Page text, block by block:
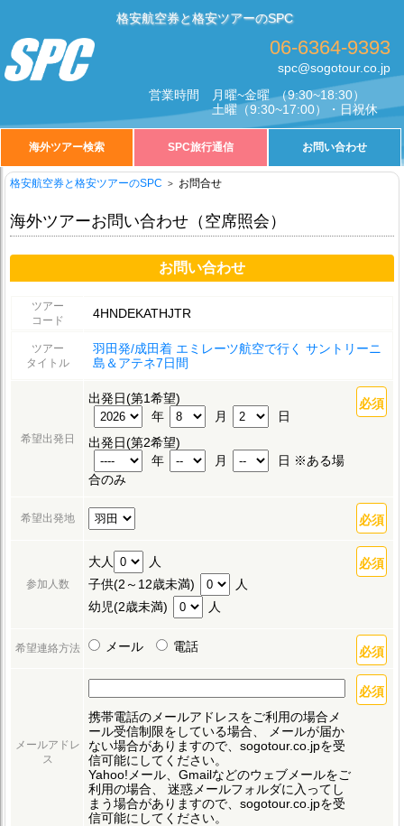
格安航空券と格安ツアーのSPC
06-6364-9393
spc@sogotour.co.jp
営業時間
月曜~金曜 （9:30~18:30）
土曜（9:30~17:00）・日祝休
海外ツアー検索 SPC旅行通信 お問い合わせ
格安航空券と格安ツアーのSPC お問合せ
海外ツアーお問い合わせ（空席照会）
お問い合わせ
ツアー
コード
4HNDEKATHJTR
ツアー
タイトル
羽田発/成田着 エミレーツ航空で行く サントリーニ
島＆アテネ7日間
希望出発日
出発日(第1希望)
年
月
日
出発日(第2希望)
年
月
日 ※ある場
合のみ
希望出発地
参加人数
大人
人
子供(2～12歳未満)
人
幼児(2歳未満)
人
希望連絡方法 メール 電話
メールアドレ
ス
携帯電話のメールアドレスをご利用の場合メ
ール受信制限をしている場合、
メールが届か
ない場合がありますので、sogotour.co.jpを受
信可能にしてください。
Yahoo!メール、Gmailなどのウェブメールをご
利用の場合、
迷惑メールフォルダに入ってし
まう場合がありますので、sogotour.co.jpを受
信可能にしてください。